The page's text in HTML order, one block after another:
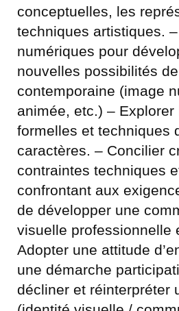
conceptuelles, les
techniques artistiques.
numériques pour
nouvelles possibilités
contemporaine (image
animée, etc.) –
formelles et techniques
caractères. – Concilier
contraintes techniques
confrontant aux
de développer une
visuelle professionnelle
Adopter une attitude
une démarche
décliner et réinterpréter